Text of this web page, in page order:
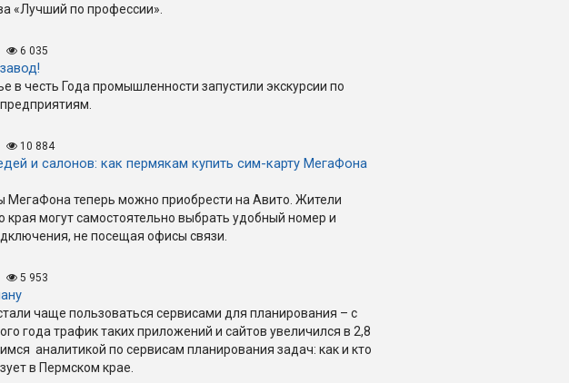
«Лучший по профессии».
6 035
в честь Года промышленности запустили экскурсии по
10 884
и салонов: как пермякам купить сим-карту МегаФона
МегаФона теперь можно приобрести на Авито. Жители
края могут самостоятельно выбрать удобный номер и
не посещая офисы связи.
5 953
чаще пользоваться сервисами для планирования – с
года трафик таких приложений и сайтов увеличился в 2,8
аналитикой по сервисам планирования задач: как и кто
в Пермском крае.